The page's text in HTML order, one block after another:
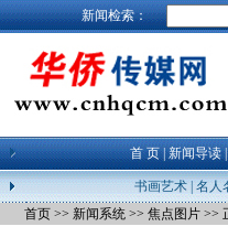
新闻检索：
首 页|新闻导读
书画艺术| 名人
首页 >> 新闻系统 >> 焦点图片 >>